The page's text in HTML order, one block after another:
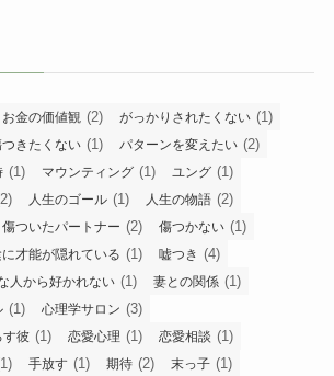
お金の価値観 (2) がっかりされたくない (1)
つきたくない (1) パターンを変えたい (2)
(1) マウンティング (1) ユング (1)
人生のゴール (1) 人生の物語 (2)
傷ついたパートナー (2) 傷つかない (1)
才能が隠れている (1) 嘘つき (4)
人から好かれない (1) 妻との関係 (1)
(1) 心理学サロン (3)
す彼 (1) 恋愛心理 (1) 恋愛相談 (1)
手放す (1) 期待 (2) 末っ子 (1)